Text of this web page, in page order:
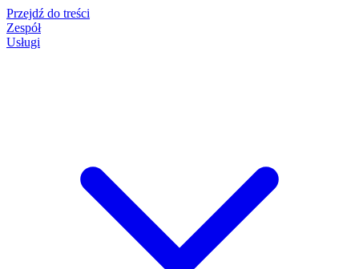
Przejdź do treści
Zespół
Usługi